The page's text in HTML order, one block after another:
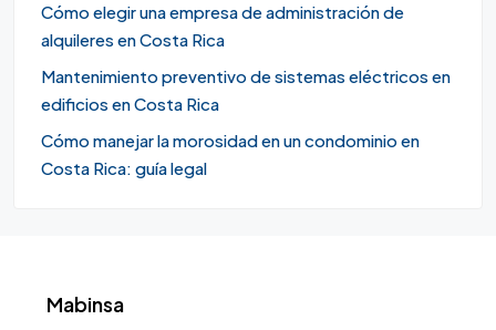
Cómo elegir una empresa de administración de
alquileres en Costa Rica
Mantenimiento preventivo de sistemas eléctricos en
edificios en Costa Rica
Cómo manejar la morosidad en un condominio en
Costa Rica: guía legal
Mabinsa